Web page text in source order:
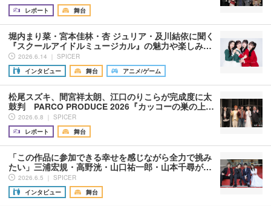
レポート
舞台
堀内まり菜・宮本佳林・杏 ジュリア・及川結依に聞く
『スクールアイドルミュージカル』の魅力や楽しみ…
2026.6.14 ｜ SPICER
インタビュー
舞台 アニメ/ゲーム
松尾スズキ、間宮祥太朗、江口のりこらが完成度に太
鼓判 PARCO PRODUCE 2026『カッコーの巣の上…
2026.6.8 ｜ SPICER
レポート
舞台
「この作品に参加できる幸せを感じながら全力で挑み
たい」三浦宏規・高野洸・山口祐一郎・山本千尋が…
2026.6.5 ｜ SPICER
インタビュー
舞台